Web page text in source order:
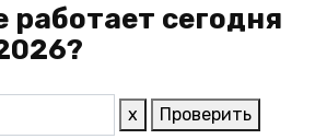
работает сегодня
x Проверить